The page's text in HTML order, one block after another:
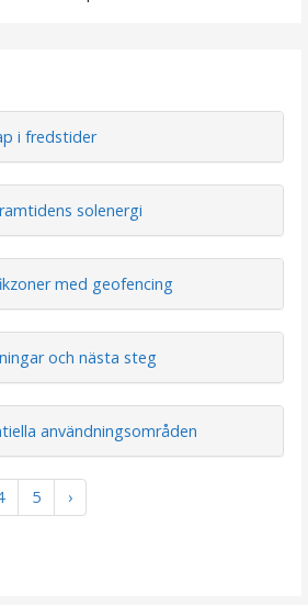
i fredstider
solenergi
med geofencing
och nästa steg
användningsområden
5 ›